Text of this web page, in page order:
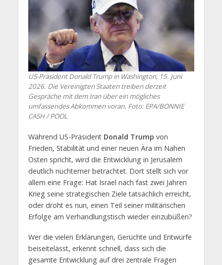
US-Präsident Donald Trump in Washington, 15. Juni
2026. Die Vereinigten Staaten treiben derzeit
Gespräche mit dem Iran über ein mögliches
umfassendes Abkommen voran. Foto: EPA/BONNIE
CASH / POOL
Während US-Präsident Donald Trump von
Frieden, Stabilität und einer neuen Ära im Nahen
Osten spricht, wird die Entwicklung in Jerusalem
deutlich nüchterner betrachtet. Dort stellt sich vor
allem eine Frage: Hat Israel nach fast zwei Jahren
Krieg seine strategischen Ziele tatsächlich erreicht,
oder droht es nun, einen Teil seiner militärischen
Erfolge am Verhandlungstisch wieder einzubüßen?
Wer die vielen Erklärungen, Gerüchte und Entwürfe
beiseitelässt, erkennt schnell, dass sich die
gesamte Entwicklung auf drei zentrale Fragen